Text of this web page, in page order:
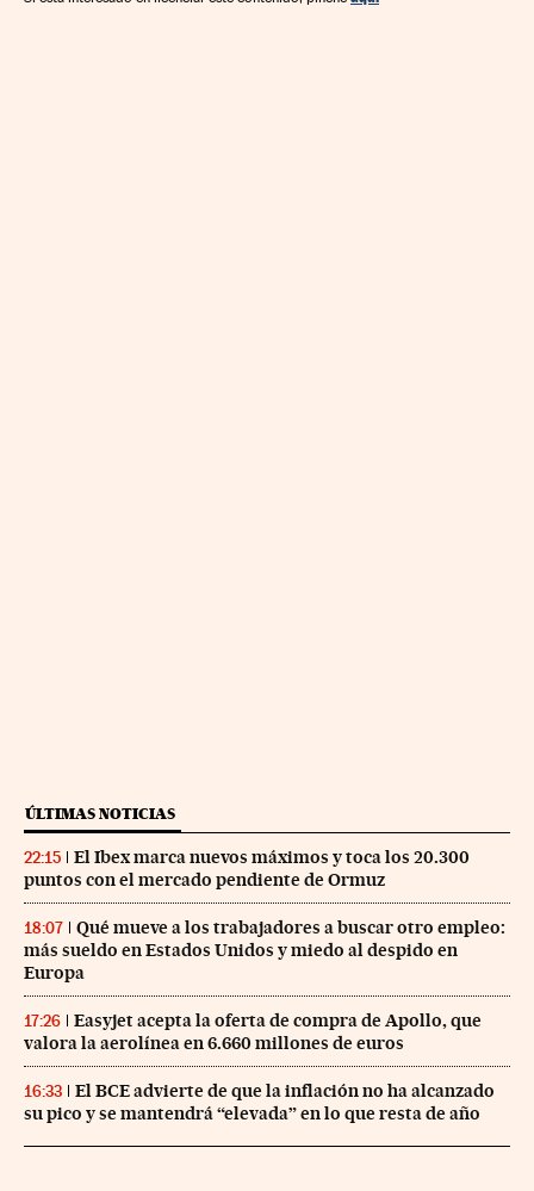
ÚLTIMAS NOTICIAS
22:15
El Ibex marca nuevos máximos y toca los 20.300
puntos con el mercado pendiente de Ormuz
18:07
Qué mueve a los trabajadores a buscar otro empleo:
más sueldo en Estados Unidos y miedo al despido en
Europa
17:26
Easyjet acepta la oferta de compra de Apollo, que
valora la aerolínea en 6.660 millones de euros
16:33
El BCE advierte de que la inflación no ha alcanzado
su pico y se mantendrá “elevada” en lo que resta de año